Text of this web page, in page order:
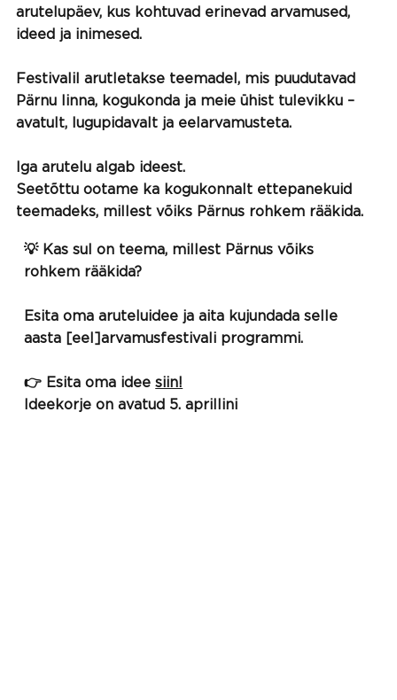
arutelupäev, kus kohtuvad erinevad arvamused,
ideed ja inimesed.
Festivalil arutletakse teemadel, mis puudutavad
Pärnu linna, kogukonda ja meie ühist tulevikku –
avatult, lugupidavalt ja eelarvamusteta.
Iga arutelu algab ideest.
Seetõttu ootame ka kogukonnalt ettepanekuid
teemadeks, millest võiks Pärnus rohkem rääkida.
💡 Kas sul on teema, millest Pärnus võiks
rohkem rääkida?
Esita oma aruteluidee ja aita kujundada selle
aasta [eel]arvamusfestivali programmi.
👉 Esita oma ideesiin!
Ideekorje on avatud 5. aprillini